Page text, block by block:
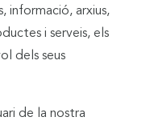
informació, arxius,
i serveis, els
dels seus
de la nostra